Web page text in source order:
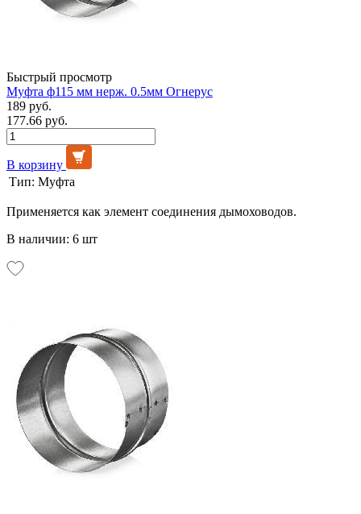
Быстрый просмотр
Муфта ф115 мм нерж. 0.5мм Огнерус
189 руб.
177.66 руб.
В корзину
Тип: Муфта
Применяется как элемент соединения дымоховодов.
В наличии: 6 шт